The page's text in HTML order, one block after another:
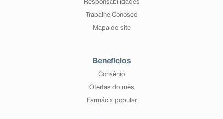
Responsabilidades
Trabalhe Conosco
Mapa do site
Benefícios
Convênio
Ofertas do mês
Farmácia popular